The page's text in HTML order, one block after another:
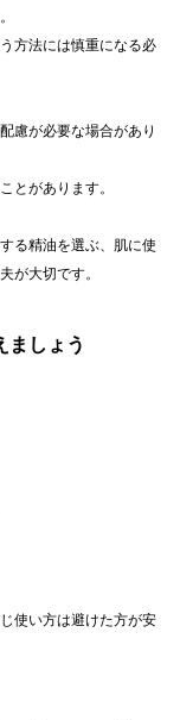
方法には慎重になる必
慮が必要な場合があり
とがあります。
る精油を選ぶ、肌に使
が大切です。
ましょう
使い方は避けた方が安